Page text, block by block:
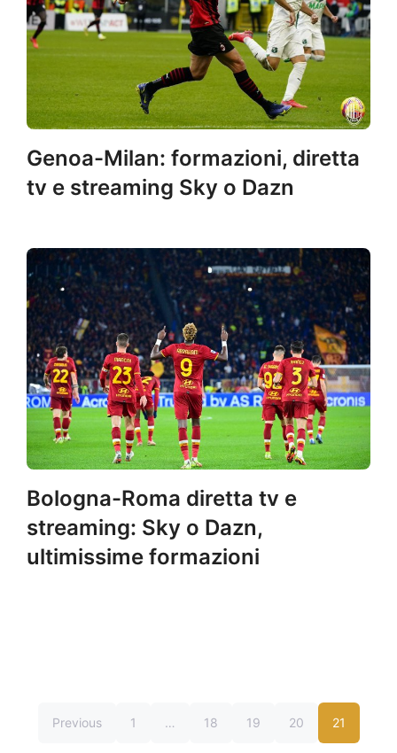
Genoa-Milan: formazioni, diretta
tv e streaming Sky o Dazn
Bologna-Roma diretta tv e
streaming: Sky o Dazn,
ultimissime formazioni
Previous 1 … 18 19 20 21